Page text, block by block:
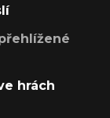
hrách